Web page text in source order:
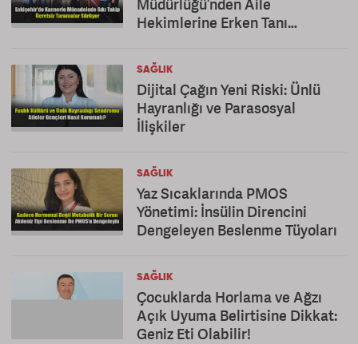
Hekimlerine Erken Tanı
SAĞLIK
Dijital Çağın Yeni Riski: Ünlü
Hayranlığı ve Parasosyal
İlişkiler
SAĞLIK
Yaz Sıcaklarında PMOS
Yönetimi: İnsülin Direncini
Dengeleyen Beslenme Tüyoları
SAĞLIK
Çocuklarda Horlama ve Ağzı
Açık Uyuma Belirtisine Dikkat:
Geniz Eti Olabilir!